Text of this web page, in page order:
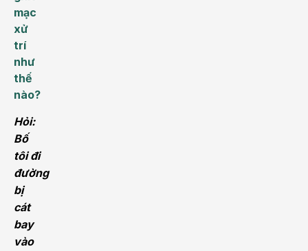
mạc
xử
trí
như
thế
nào?
Hỏi:
Bố
tôi đi
đường
bị
cát
bay
vào